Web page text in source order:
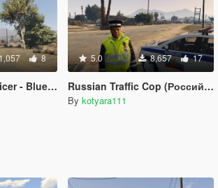
8
Blue Jacket
5.0 8,657 17
Russian Traffic Cop (Российский офицер ДПС)
By kotyara111